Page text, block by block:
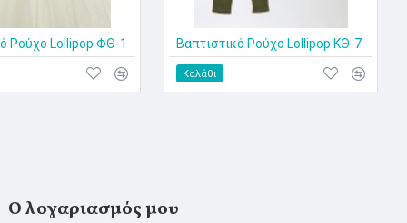
Ρούχο Lollipop ΦΘ-1 Βαπτιστικό Ρούχο Lollipop ΚΘ-7
Καλάθι
Ο λογαριασμός μου